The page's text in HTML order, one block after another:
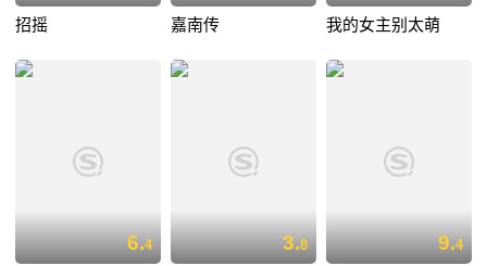
招摇 嘉南传 我的女主别太萌
6.4 3.8 9.4